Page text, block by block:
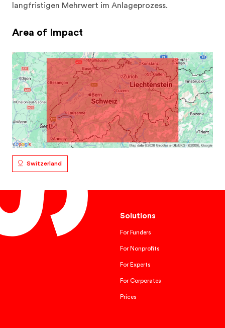
langfristigen Mehrwert im Anlageprozess.
Area of Impact
Switzerland
Solutions
For Funders
For Nonprofits
For Experts
For Corporates
Prices